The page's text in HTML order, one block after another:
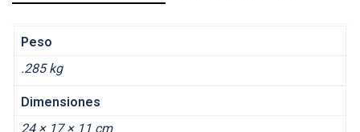
Peso
.285 kg
Dimensiones
24 × 17 × 11 cm